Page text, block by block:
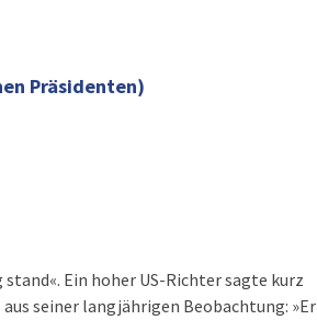
Präsidenten)
stand«. Ein hoher US-Richter sagte kurz
aus seiner langjährigen Beobachtung: »Er